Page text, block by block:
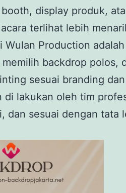
display produk,
terlihat lebih
Wulan Production adalah
backdrop polos,
sesuai branding
di lakukan oleh tim
dan sesuai dengan tata